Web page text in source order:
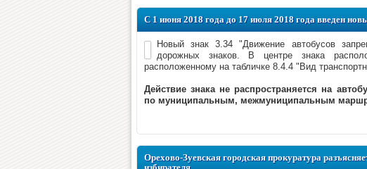
С 1 июня 2018 года до 17 июля 2018 года введен
Новый знак 3.34 "Движение автобусов
дорожных знаков. В центре знака
расположенному на табличке 8.4.4 "Вид
Действие знака не распространяется на
по муниципальным, межмуниципальным
Орехово-Зуевская городская прокуратура